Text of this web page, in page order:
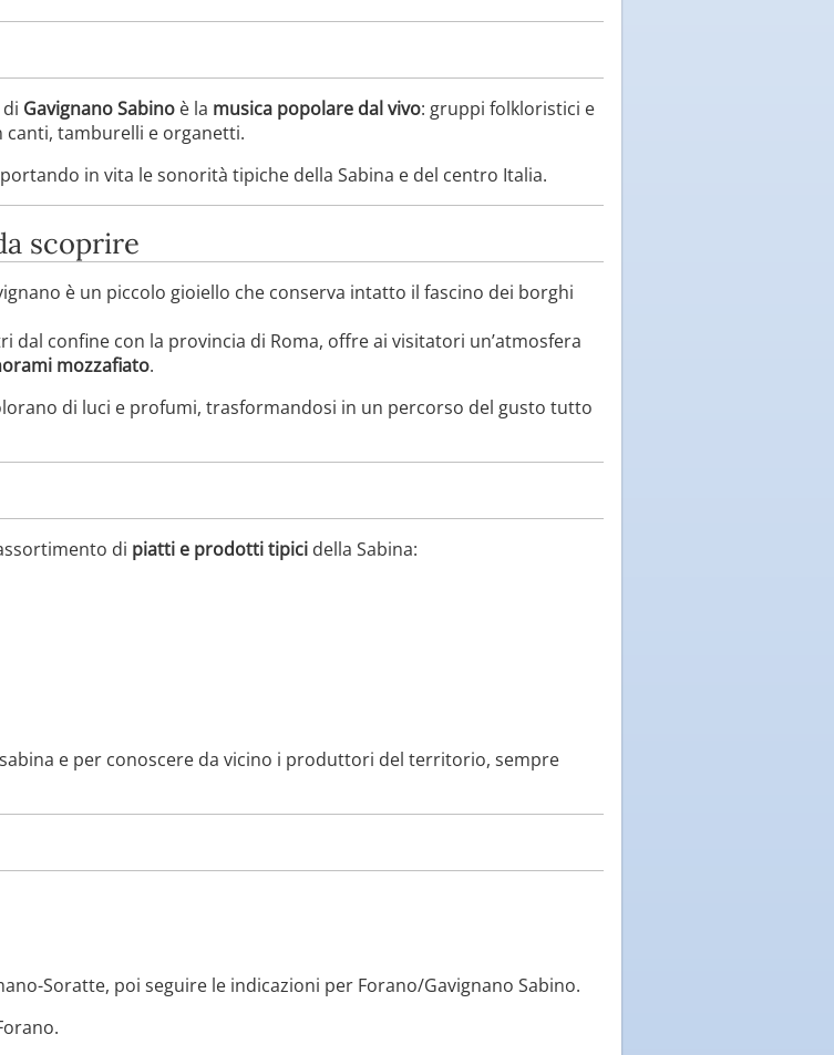
Gavignano Sabino è la musica popolare dal vivo: gruppi folkloristici e
canti, tamburelli e organetti.
in vita le sonorità tipiche della Sabina e del centro Italia.
scoprire
è un piccolo gioiello che conserva intatto il fascino dei borghi
dal confine con la provincia di Roma, offre ai visitatori un’atmosfera
mozzafiato.
di luci e profumi, trasformandosi in un percorso del gusto tutto
di piatti e prodotti tipici della Sabina:
e per conoscere da vicino i produttori del territorio, sempre
Soratte, poi seguire le indicazioni per Forano/Gavignano Sabino.